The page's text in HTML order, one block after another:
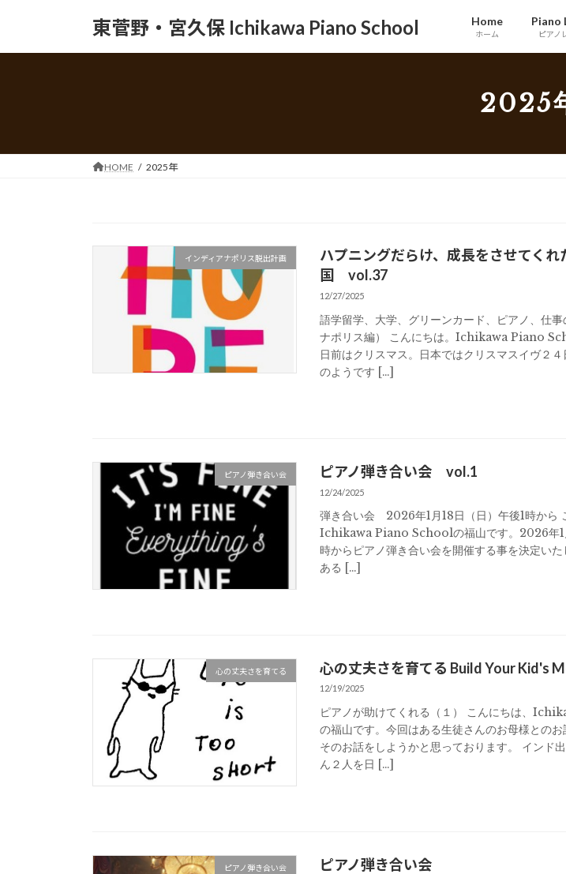
東菅野・宮久保 Ichikawa Piano School Home
ホーム
Piano
ピアノ
2025
HOME 2025年
インディアナポリス脱出計画
ハプニングだらけ、成長をさせてくれ
国 vol.37
12/27/2025
語学留学、大学、グリーンカード、ピアノ、仕
ナポリス編） こんにちは。Ichikawa Piano
日前はクリスマス。日本ではクリスマスイヴ２４
のようです […]
ピアノ弾き合い会 ピアノ弾き合い会 vol.1
12/24/2025
弾き合い会 2026年1月18日（日）午後1時から
Ichikawa Piano Schoolの福山です。2026年1
時からピアノ弾き合い会を開催する事を決定い
ある […]
心の丈夫さを育てる 心の丈夫さを育てる Build Your Kid's
12/19/2025
ピアノが助けてくれる（１） こんにちは、
の福山です。今回はある生徒さんのお母様との
そのお話をしようかと思っております。 インド
ん２人を日 […]
ピアノ弾き合い会 ピアノ弾き合い会